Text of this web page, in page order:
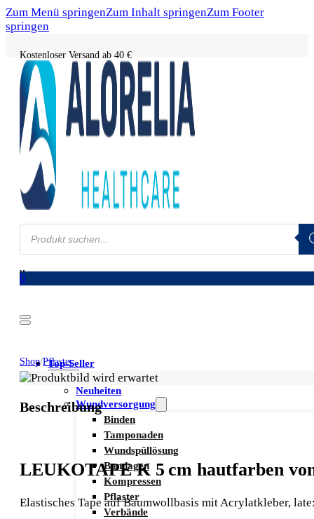
Zum Menü springenZum Inhalt springenZum Footer
springen
Kostenloser Versand ab 40 €
Products
search
0
Top-Seller
Mehr
Neuheiten
Wundversorgung
Binden
Tamponaden
Wundspüllösung
Bandagen
Kompressen
Pflaster
Verbände
Shop/Pflaster
Beschreibung
LEUKOTAPE K 5 cm hautfarben
Elastisches Tape auf Baumwollbasis mit Acrylatkleber,